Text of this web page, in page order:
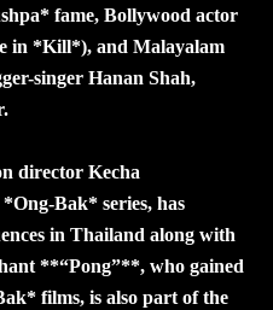
fame, Bollywood actor
in *Kill*), and Malayalam
singer Hanan Shah,
director Kecha
Bak* series, has
in Thailand along with
**“Pong”**, who gained
films, is also part of the